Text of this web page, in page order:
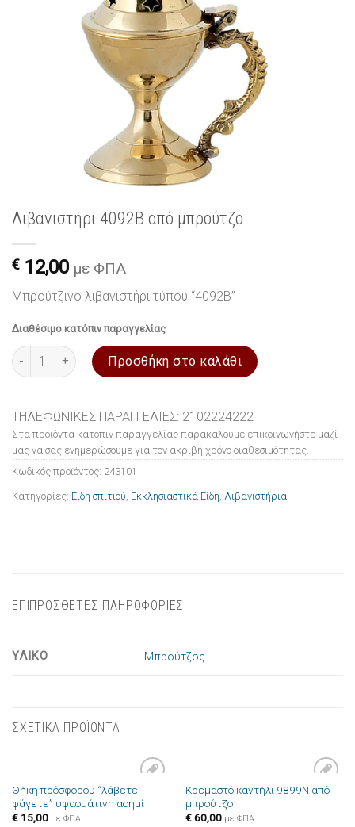
Λιβανιστήρι 4092B από μπρούτζο
€ 12,00 με ΦΠΑ
Μπρούτζινο λιβανιστήρι τύπου “4092B”
Διαθέσιμο κατόπιν παραγγελίας
Λιβανιστήρι 4092B από μπρούτζο ποσότητα
Προσθήκη στο καλάθι
ΤΗΛΕΦΩΝΙΚΕΣ ΠΑΡΑΓΓΕΛΙΕΣ: 2102224222
Στα προϊόντα κατόπιν παραγγελίας παρακαλούμε επικοινωνήστε μαζί
μας να σας ενημερώσουμε για τον ακριβή χρόνο διαθεσιμότητας.
Κωδικός προϊόντος: 243101
Κατηγορίες: Είδη σπιτιού Εκκλησιαστικά Είδη Λιβανιστήρια
ΕΠΙΠΡΟΣΘΕΤΕΣ ΠΛΗΡΟΦΟΡΙΕΣ
ΥΛΙΚΟ Μπρούτζος
ΣΧΕΤΙΚΑ ΠΡΟΪΟΝΤΑ
Πρόσθήκη
στην λίστα
Θήκη πρόσφορου “λάβετε
φάγετε” υφασμάτινη ασημί
€15,00 με ΦΠΑ
Πρόσθήκη
Κρεμαστό καντήλι 9899N από
μπρούτζο
€60,00 με ΦΠΑ